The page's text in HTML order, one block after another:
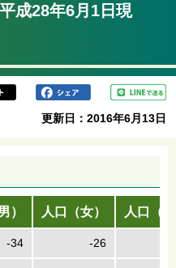
成28年6月1日現
更新日：2016年6月13日
） 人口（女） 人口（
-34 -26